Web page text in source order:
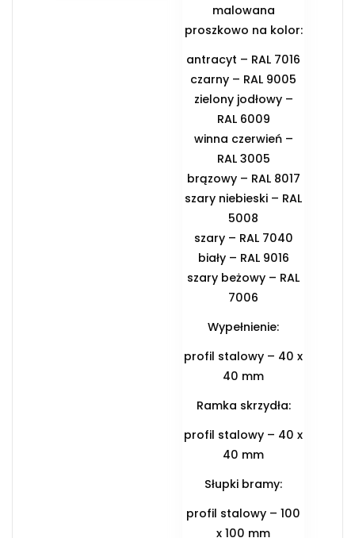
malowana
proszkowo na kolor:
antracyt – RAL 7016
czarny – RAL 9005
zielony jodłowy –
RAL 6009
winna czerwień –
RAL 3005
brązowy – RAL 8017
szary niebieski – RAL
5008
szary – RAL 7040
biały – RAL 9016
szary beżowy – RAL
7006
Wypełnienie:
profil stalowy – 40 x
40 mm
Ramka skrzydła:
profil stalowy – 40 x
40 mm
Słupki bramy:
profil stalowy – 100
x 100 mm